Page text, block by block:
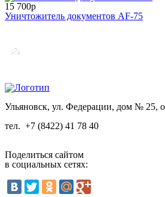
15 700р
Уничтожитель документов AF-75
Ульяновск, ул. Федерации, дом № 25,
тел. +7 (8422) 41 78 40
Поделиться сайтом
в социальных сетях: